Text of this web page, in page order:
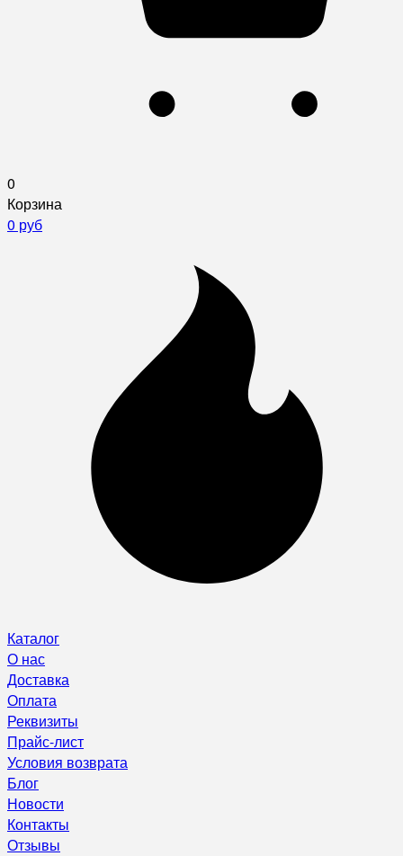
0
Корзина
0 руб
Каталог
О нас
Доставка
Оплата
Реквизиты
Прайс-лист
Условия возврата
Блог
Новости
Контакты
Отзывы